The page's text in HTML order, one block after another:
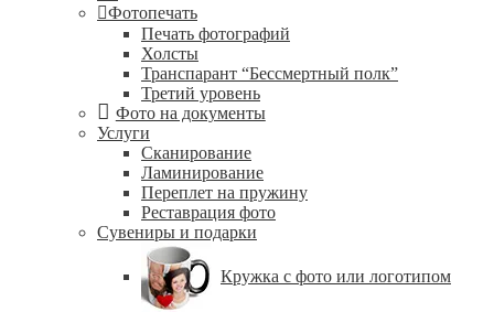
Фотопечать
Печать фотографий
Холсты
Транспарант “Бессмертный полк”
Третий уровень
Фото на документы
Услуги
Сканирование
Ламинирование
Переплет на пружину
Реставрация фото
Сувениры и подарки
Кружка с фото или логотипом